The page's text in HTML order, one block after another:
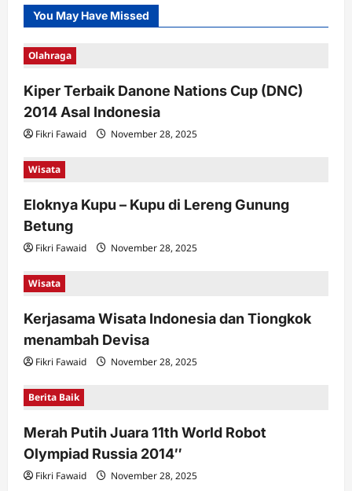
You May Have Missed
Olahraga
Kiper Terbaik Danone Nations Cup (DNC)
2014 Asal Indonesia
Fikri Fawaid November 28, 2025
Wisata
Eloknya Kupu – Kupu di Lereng Gunung
Betung
Fikri Fawaid November 28, 2025
Wisata
Kerjasama Wisata Indonesia dan Tiongkok
menambah Devisa
Fikri Fawaid November 28, 2025
Berita Baik
Merah Putih Juara 11th World Robot
Olympiad Russia 2014″
Fikri Fawaid November 28, 2025